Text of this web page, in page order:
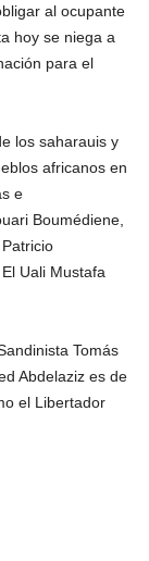
al ocupante
hoy se niega a
para el
los saharauis y
africanos en
e
Boumédiene,
Uali Mustafa
Tomás
Abdelaziz es de
el Libertador